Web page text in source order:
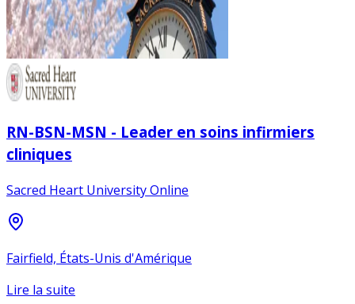
RN-BSN-MSN - Leader en soins infirmiers
cliniques
Sacred Heart University Online
Fairfield, États-Unis d'Amérique
Lire la suite